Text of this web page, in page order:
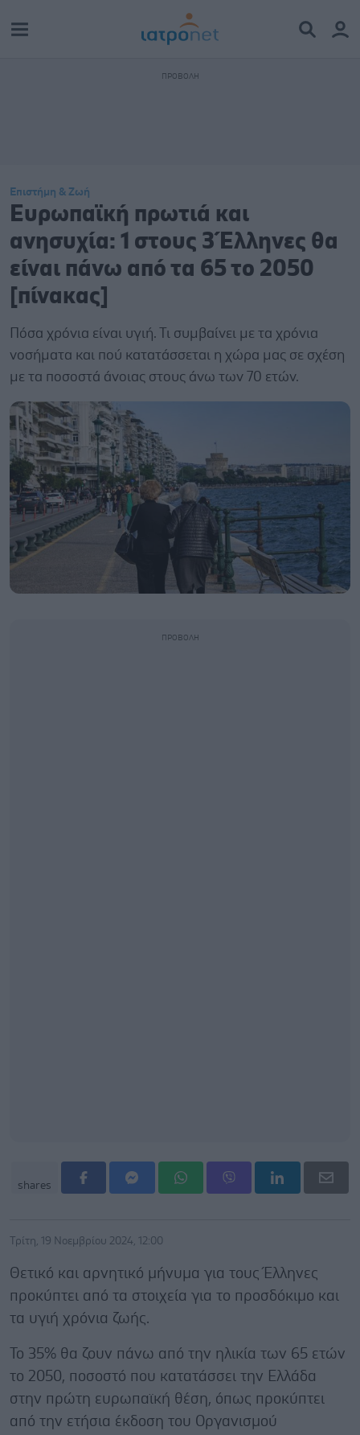
Επιστήμη & Ζωή
Ευρωπαϊκή πρωτιά και
ανησυχία: 1 στους 3 Έλληνες θα
είναι πάνω από τα 65 το 2050
[πίνακας]
Πόσα χρόνια είναι υγιή. Τι συμβαίνει με τα χρόνια
νοσήματα και πού κατατάσσεται η χώρα μας σε σχέση
με τα ποσοστά άνοιας στους άνω των 70 ετών.
shares
Τρίτη, 19 Νοεμβρίου 2024, 12:00
Θετικό και αρνητικό μήνυμα για τους Έλληνες
προκύπτει από τα στοιχεία για το προσδόκιμο και
τα υγιή χρόνια ζωής.
Το 35% θα ζουν πάνω από την ηλικία των 65 ετών
το 2050, ποσοστό που κατατάσσει την Ελλάδα
στην πρώτη ευρωπαϊκή θέση, όπως προκύπτει
από την ετήσια έκδοση του Οργανισμού